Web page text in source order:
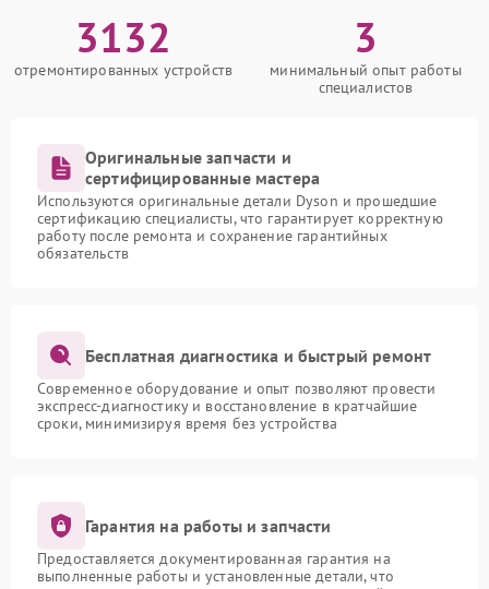
3132
отремонтированных устройств
3
минимальный опыт работы
специалистов
Оригинальные запчасти и
сертифицированные мастера
Используются оригинальные детали Dyson и прошедшие
сертификацию специалисты, что гарантирует корректную
работу после ремонта и сохранение гарантийных
обязательств
Бесплатная диагностика и быстрый ремонт
Современное оборудование и опыт позволяют провести
экспресс-диагностику и восстановление в кратчайшие
сроки, минимизируя время без устройства
Гарантия на работы и запчасти
Предоставляется документированная гарантия на
выполненные работы и установленные детали, что